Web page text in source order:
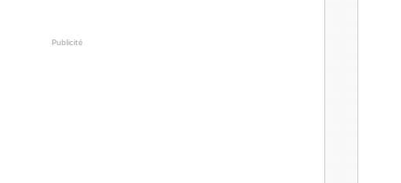
Publicité